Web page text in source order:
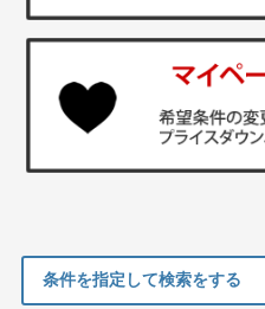
条件を指定して検索をする